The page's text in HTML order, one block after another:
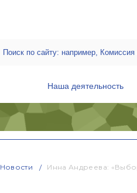
Наша деятельность
Новости Инна Андреева: